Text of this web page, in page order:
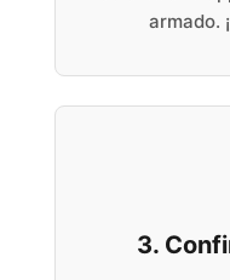
armado.
3.